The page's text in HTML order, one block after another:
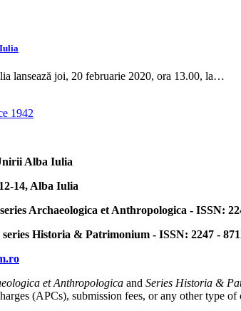
lansează joi, 20 februarie 2020, ora 13.00, la…
Alba Iulia
14, Alba Iulia
Archaeologica et Anthropologica - ISSN:
Historia & Patrimonium - ISSN: 2247 -
et Anthropologica and Series Historia &
(APCs), submission fees, or any other type